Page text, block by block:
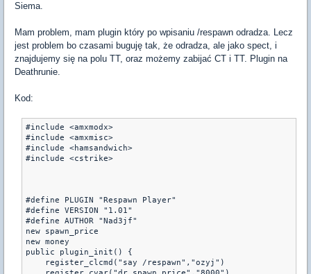
Siema.
Mam problem, mam plugin który po wpisaniu /respawn odradza. Lecz
jest problem bo czasami buguję tak, że odradza, ale jako spect, i
znajdujemy się na polu TT, oraz możemy zabijać CT i TT. Plugin na
Deathrunie.
Kod:
#include <amxmodx>
#include <amxmisc>
#include <hamsandwich>
#include <cstrike>
#define PLUGIN "Respawn Player"
#define VERSION "1.01"
#define AUTHOR "Nad3jf"
new spawn_price
new money
public plugin_init() {
    register_clcmd("say /respawn","ozyj")